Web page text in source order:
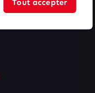
Tout accepter